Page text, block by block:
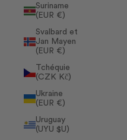
Suriname
(EUR €)
Svalbard et
Jan Mayen
(EUR €)
Tchéquie
(CZK Kč)
Ukraine
(EUR €)
Uruguay
(UYU $U)